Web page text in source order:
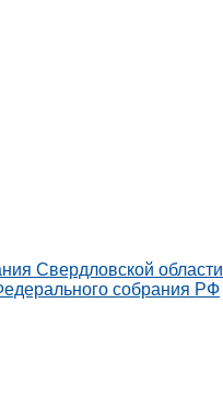
Свердловской области
собрания РФ